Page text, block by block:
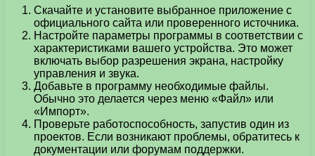
Скачайте и установите выбранное приложение с
официального сайта или проверенного источника.
Настройте параметры программы в соответствии с
характеристиками вашего устройства. Это может
включать выбор разрешения экрана, настройку
управления и звука.
Добавьте в программу необходимые файлы.
Обычно это делается через меню «Файл» или
«Импорт».
Проверьте работоспособность, запустив один из
проектов. Если возникают проблемы, обратитесь к
документации или форумам поддержки.